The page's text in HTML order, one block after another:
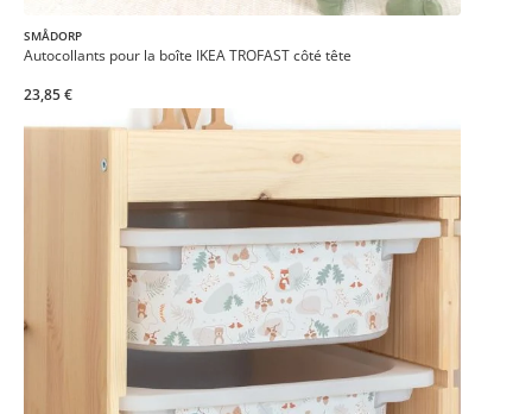
SMÅDORP
Autocollants pour la boîte IKEA TROFAST côté tête
23,85 €